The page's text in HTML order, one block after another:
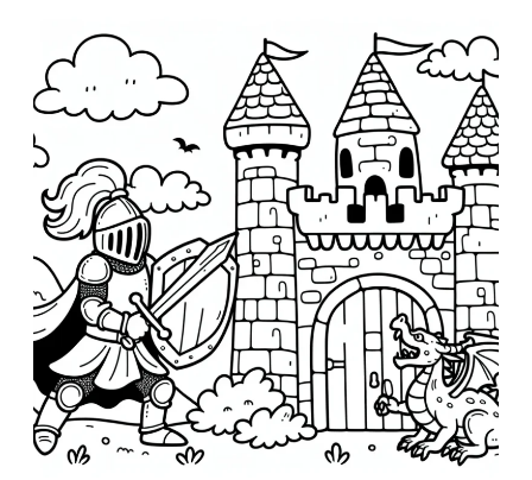
l
i
c
a
o
n